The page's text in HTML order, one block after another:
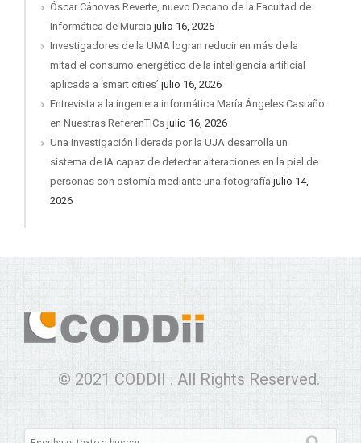
Óscar Cánovas Reverte, nuevo Decano de la Facultad de
Informática de Murcia julio 16, 2026
Investigadores de la UMA logran reducir en más de la
mitad el consumo energético de la inteligencia artificial
aplicada a ‘smart cities’ julio 16, 2026
Entrevista a la ingeniera informática María Ángeles Castaño
en Nuestras ReferenTICs julio 16, 2026
Una investigación liderada por la UJA desarrolla un
sistema de IA capaz de detectar alteraciones en la piel de
personas con ostomía mediante una fotografía julio 14,
2026
© 2021 CODDII . All Rights Reserved.